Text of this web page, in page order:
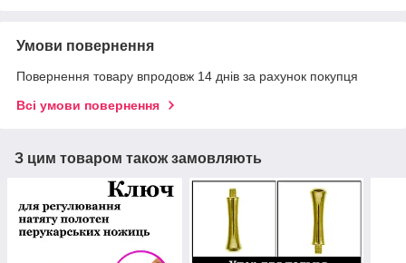
Умови повернення
Повернення товару впродовж 14 днів за рахунок покупця
Всі умови повернення
З цим товаром також замовляють